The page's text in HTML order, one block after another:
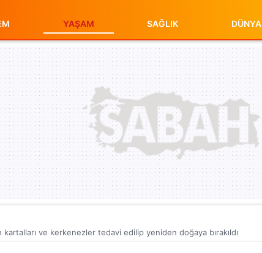
YAŞAM SAĞLIK DÜNYA
kartalları ve kerkenezler tedavi edilip yeniden doğaya bırakıldı